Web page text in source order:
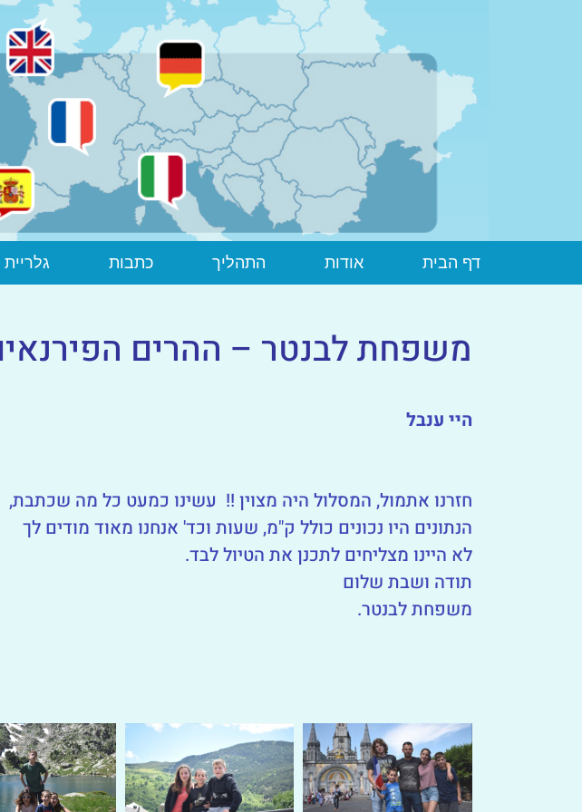
דף הבית אודות התהליך כתבות
משפחת לבנטר – ההרים
היי ענבל
חזרנו אתמול, המסלול היה מצוין !! עשינו כמעט כל מה שכתבת,
הנתונים היו נכונים כולל ק"מ, שעות וכד' אנחנו מאוד מודים לך
לא היינו מצליחים לתכנן את הטיול לבד.
תודה ושבת שלום
משפחת לבנטר.